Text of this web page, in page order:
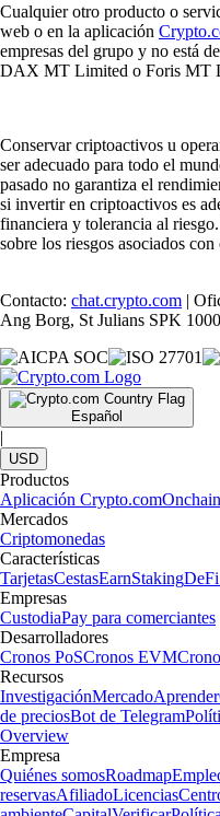
Cualquier otro producto o
web o en la aplicación
empresas del grupo y no está
DAX MT Limited o Foris MT
Conservar criptoactivos u
ser adecuado para todo el
pasado no garantiza el
si invertir en criptoactivos es
financiera y tolerancia al
sobre los riesgos asociados
Contacto: chat.crypto.com |
Ang Borg, St Julians SPK
Español
|
USD
Productos
Aplicación Crypto.comOnchain
Mercados
Criptomonedas
Características
TarjetasCestasEarnStaking
Empresas
CustodiaPay para comerciantes
Desarrolladores
Cronos PoSCronos EVM
Recursos
InvestigaciónMercadoAprender
de preciosBot de Telegram
Overview
Empresa
Quiénes somosRoadmap
reservasAfiliadoLicencias